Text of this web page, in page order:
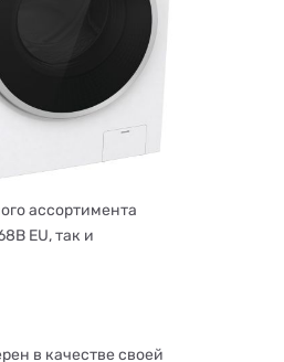
ассортимента
EU, так и
в качестве своей